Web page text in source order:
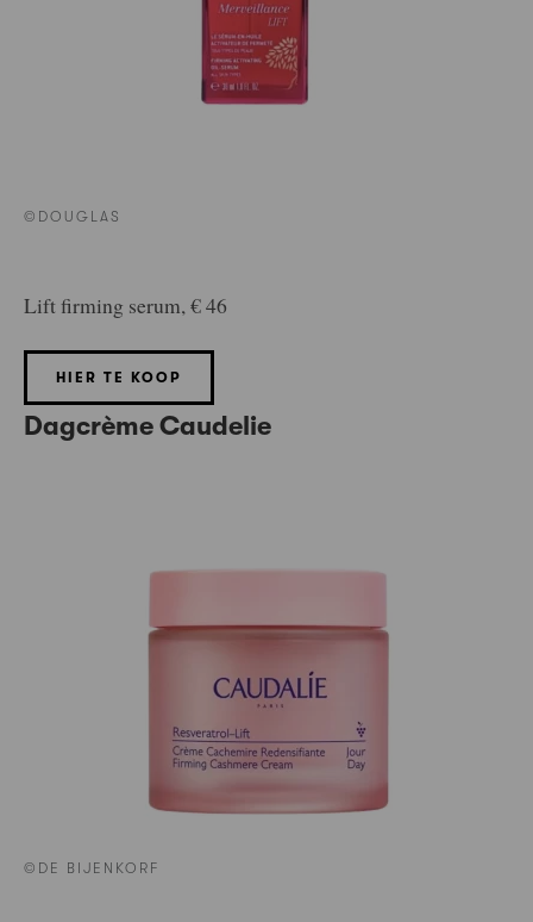
©DOUGLAS
Lift firming serum, € 46
HIER TE KOOP
Dagcrème Caudelie
©DE BIJENKORF